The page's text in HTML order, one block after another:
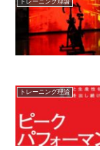
トレーニング理論